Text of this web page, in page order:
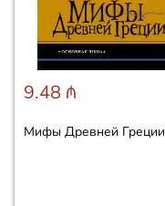
9.48 ₼
Мифы Древней Греции